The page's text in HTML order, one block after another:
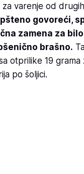
za varenje od
govoreći,
zamena za
brašno.
otprilike 19 grama
po šoljici.